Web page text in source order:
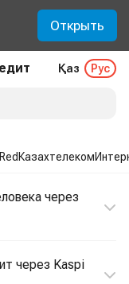
Открыть
Қаз Рус
Казахтелеком
через
через Kaspi